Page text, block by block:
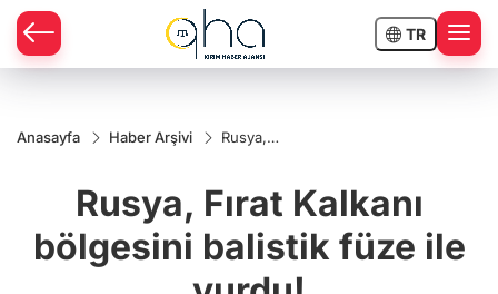
TR
Anasayfa Haber Arşivi
Rusya,
bölgesini
balistik
vurdu!
Rusya, Fırat Kalkanı
bölgesini balistik füze ile